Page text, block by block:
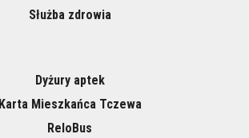
Służba zdrowia
Dyżury aptek
Karta Mieszkańca Tczewa
ReloBus